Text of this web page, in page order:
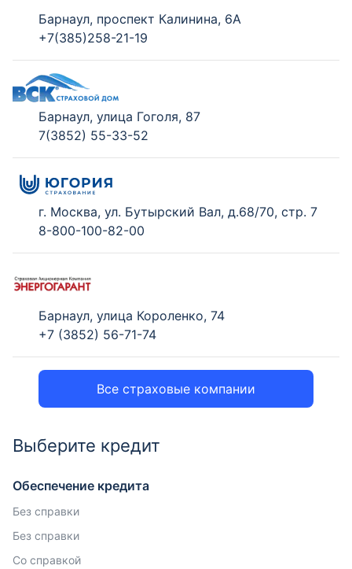
Все страховые компании
Барнаул, проспект Калинина, 6А
+7(385)258-21-19
Барнаул, улица Гоголя, 87
7(3852) 55-33-52
г. Москва, ул. Бутырский Вал, д.68/70, стр. 7
8-800-100-82-00
Барнаул, улица Короленко, 74
+7 (3852) 56-71-74
Выберите кредит
Обеспечение кредита
Без справки
Без справки
Со справкой